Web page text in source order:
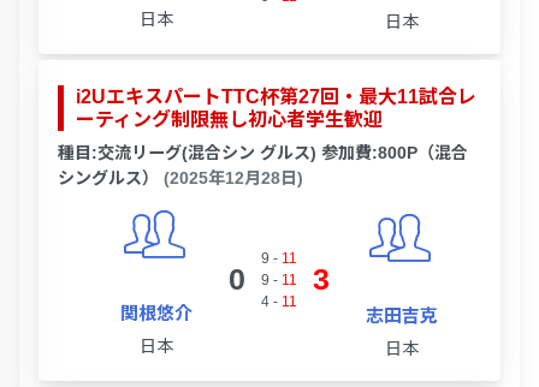
日本 日本
i2UエキスパートTTC杯第27回・最大11試合レ
ーティング制限無し初心者学生歓迎
種目:交流リーグ(混合シン グルス) 参加費:800P（混合
シングルス）
(2025年12月28日)
関根悠介
日本
0
9 - 11
9 - 11
4- 11
3
志田吉克
日本